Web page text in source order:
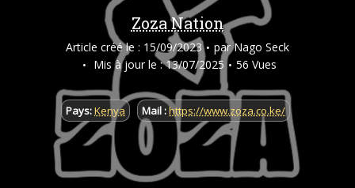
Zoza Nation
Article créé le : 15/09/2023 par Nago Seck
Mis à jour le : 13/07/2025
56 Vues
Pays:Kenya Mail :https://www.zoza.co.ke/